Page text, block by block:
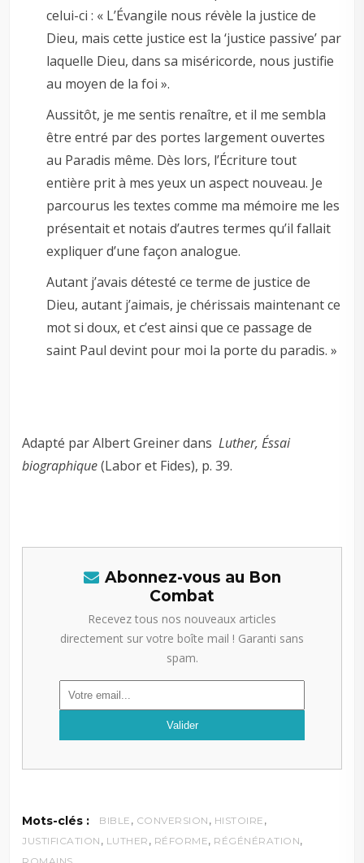
celui-ci : « L’Évangile nous révèle la justice de
Dieu, mais cette justice est la ‘justice passive’ par
laquelle Dieu, dans sa miséricorde, nous justifie
au moyen de la foi ».
Aussitôt, je me sentis renaître, et il me sembla
être entré par des portes largement ouvertes
au Paradis même. Dès lors, l’Écriture tout
entière prit à mes yeux un aspect nouveau. Je
parcourus les textes comme ma mémoire me les
présentait et notais d’autres termes qu’il fallait
expliquer d’une façon analogue.
Autant j’avais détesté ce terme de justice de
Dieu, autant j’aimais, je chérissais maintenant ce
mot si doux, et c’est ainsi que ce passage de
saint Paul devint pour moi la porte du paradis. »
Adapté par Albert Greiner dansLuther, Éssai
biographique(Labor et Fides), p. 39.
Abonnez-vous au Bon
Combat
Recevez tous nos nouveaux articles
directement sur votre boîte mail ! Garanti sans
spam.
Mots-clés : BIBLE , CONVERSION , HISTOIRE ,
JUSTIFICATION , LUTHER , RÉFORME, RÉGÉNÉRATION,